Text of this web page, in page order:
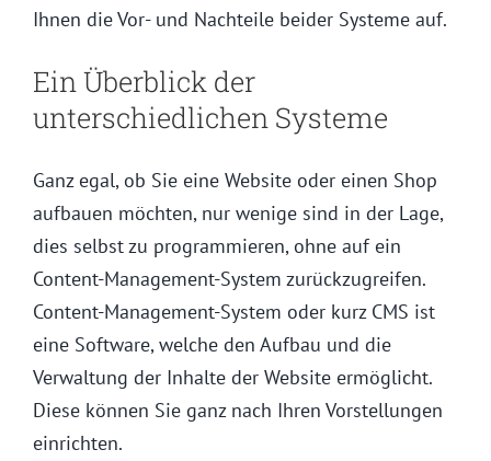
Ihnen die Vor- und Nachteile beider Systeme auf.
Ein Überblick der
unterschiedlichen Systeme
Ganz egal, ob Sie eine Website oder einen Shop
aufbauen möchten, nur wenige sind in der Lage,
dies selbst zu programmieren, ohne auf ein
Content-Management-System zurückzugreifen.
Content-Management-System oder kurz CMS ist
eine Software, welche den Aufbau und die
Verwaltung der Inhalte der Website ermöglicht.
Diese können Sie ganz nach Ihren Vorstellungen
einrichten.